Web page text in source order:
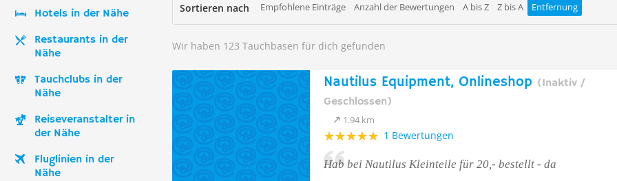
Hotels in der Nähe
Restaurants in der
Nähe
Tauchclubs in der
Nähe
Reiseveranstalter in
der Nähe
Fluglinien in der
Nähe
Sortieren nach Empfohlene Einträge Anzahl der Bewertungen A bis Z Z bis A Entfernung
Wir haben 123 Tauchbasen für dich gefunden
Nautilus Equipment, Onlineshop (Inaktiv /
Geschlossen)
1.94 km
1 Bewertungen
Hab bei Nautilus Kleinteile für 20,- bestellt - da